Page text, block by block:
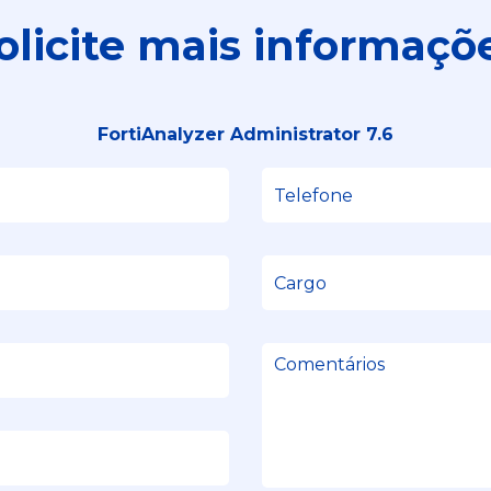
mais
FortiAnalyzer Administrator 7.6